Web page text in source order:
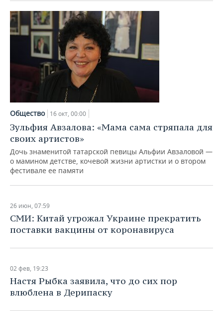
Общество 16 окт, 00:00
Зульфия Авзалова: «Мама сама стряпала для
своих артистов»
Дочь знаменитой татарской певицы Альфии Авзаловой —
о мамином детстве, кочевой жизни артистки и о втором
фестивале ее памяти
26 июн, 07:59
СМИ: Китай угрожал Украине прекратить
поставки вакцины от коронавируса
02 фев, 19:23
Настя Рыбка заявила, что до сих пор
влюблена в Дерипаску